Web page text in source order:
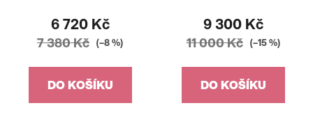
6 720 Kč
7 380 Kč (–8 %)
DO KOŠÍKU
9 300 Kč
11 000 Kč (–15 %)
DO KOŠÍKU